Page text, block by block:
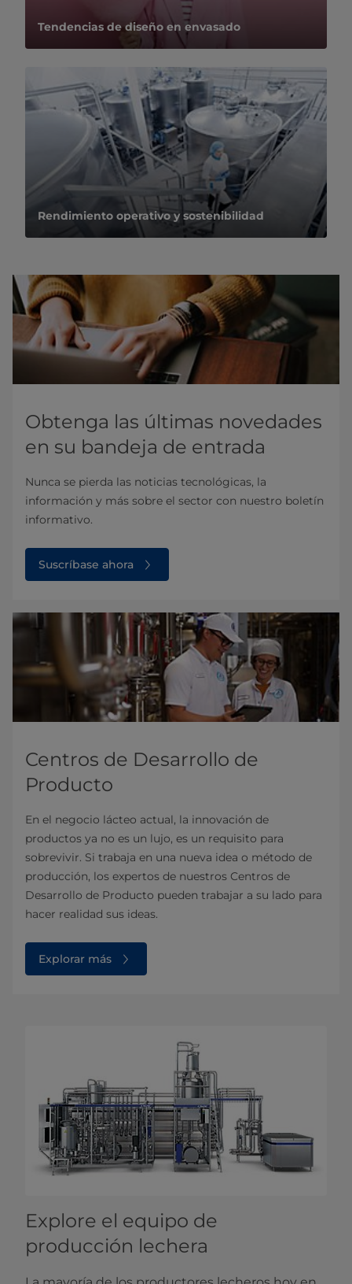
Tendencias de diseño en envasado
Rendimiento operativo y sostenibilidad
Obtenga las últimas novedades
en su bandeja de entrada
Nunca se pierda las noticias tecnológicas, la
información y más sobre el sector con nuestro boletín
informativo.
Suscríbase ahora
Centros de Desarrollo de
Producto
En el negocio lácteo actual, la innovación de
productos ya no es un lujo, es un requisito para
sobrevivir. Si trabaja en una nueva idea o método de
producción, los expertos de nuestros Centros de
Desarrollo de Producto pueden trabajar a su lado para
hacer realidad sus ideas.
Explorar más
Explore el equipo de
producción lechera